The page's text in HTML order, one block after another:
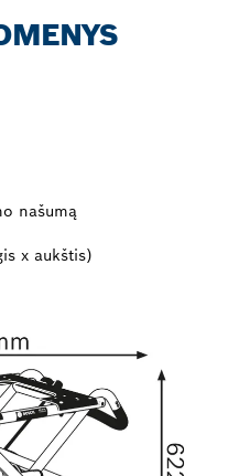
našumą
x aukštis)